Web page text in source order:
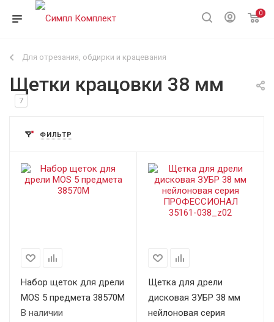
0
Для отрезания, обдирки и крацевания
Щетки крацовки 38 мм
7
ФИЛЬТР
Набор щеток для дрели
MOS 5 предмета 38570М
В наличии
Щетка для дрели
дисковая ЗУБР 38 мм
нейлоновая серия